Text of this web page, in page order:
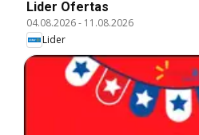
Lider Ofertas
04.08.2026- 11.08.2026
Lider